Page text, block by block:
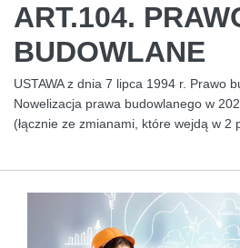
ART.104.
BUDOWLANE
USTAWA z dnia 7 lipca 1994 r. Prawo
Nowelizacja prawa budowlanego w
(łącznie ze zmianami, które wejdą w 2